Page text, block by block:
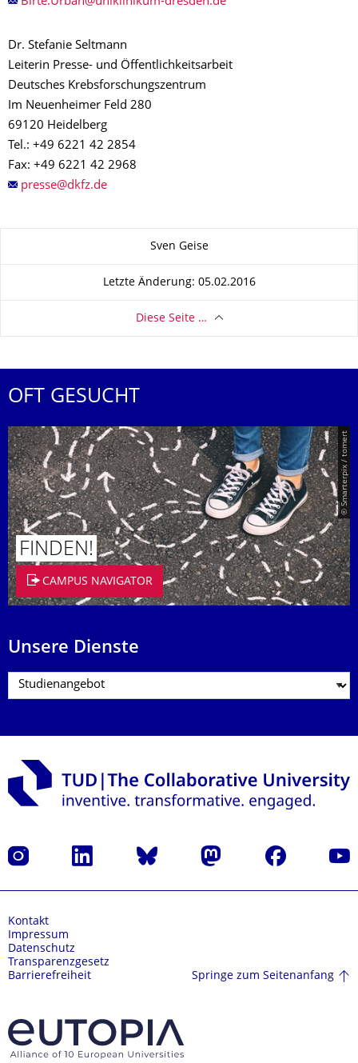
Dr. Stefanie Seltmann
Leiterin Presse- und Öffentlichkeitsarbeit
Deutsches Krebsforschungszentrum
Im Neuenheimer Feld 280
69120 Heidelberg
Tel.: +49 6221 42 2854
Fax: +49 6221 42 2968
Sven Geise
Letzte Änderung: 05.02.2016
Diese Seite …
OFT GESUCHT
© Smarterpix / tomert
FINDEN!
CAMPUS NAVIGATOR
Unsere Dienste
Instagram LinkedIn Bluesky Mastodon Facebook
Kontakt
Impressum
Datenschutz
Transparenzgesetz
Barrierefreiheit
Springe zum Seitenanfang